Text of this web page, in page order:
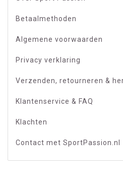
Betaalmethoden
Algemene voorwaarden
Privacy verklaring
Verzenden, retourneren &
Klantenservice & FAQ
Klachten
Contact met SportPassion.nl